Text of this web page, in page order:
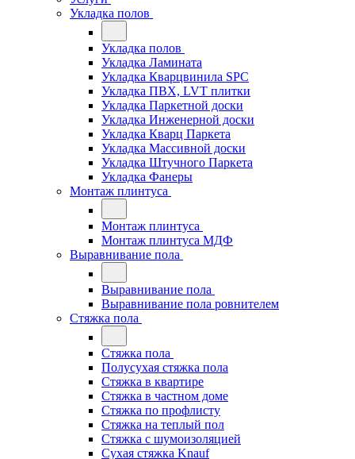
Укладка полов
Укладка полов
Укладка Ламината
Укладка Кварцвинила SPC
Укладка ПВХ, LVT плитки
Укладка Паркетной доски
Укладка Инженерной доски
Укладка Кварц Паркета
Укладка Массивной доски
Укладка Штучного Паркета
Укладка Фанеры
Монтаж плинтуса
Монтаж плинтуса
Монтаж плинтуса МДФ
Выравнивание пола
Выравнивание пола
Выравнивание пола ровнителем
Стяжка пола
Стяжка пола
Полусухая стяжка пола
Стяжка в квартире
Стяжка в частном доме
Стяжка по профлисту
Стяжка на теплый пол
Стяжка с шумоизоляцией
Сухая стяжка Knauf